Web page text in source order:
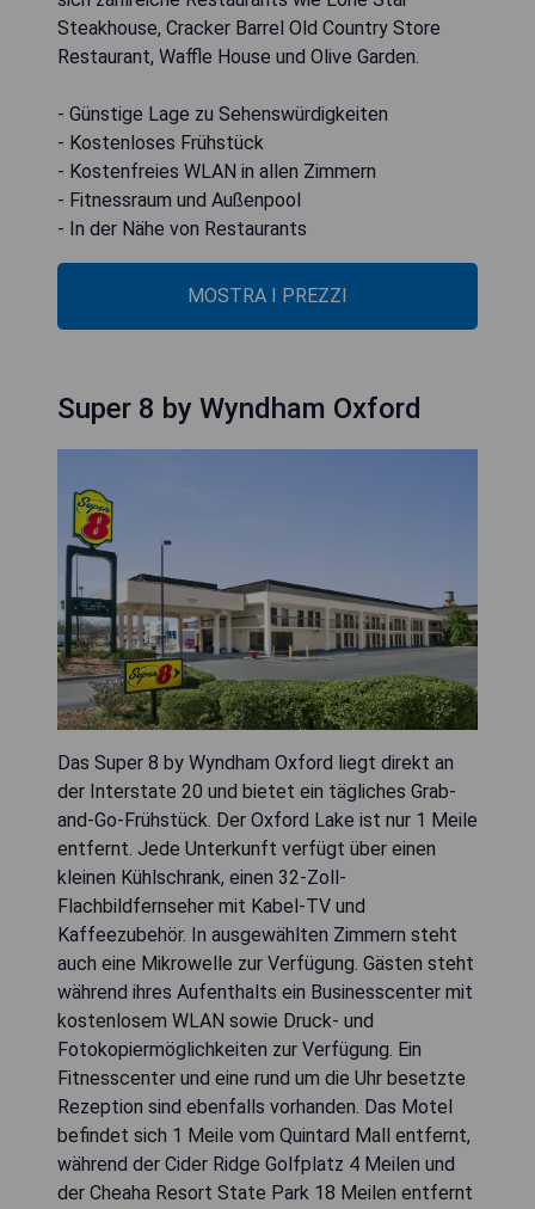
Steakhouse, Cracker Barrel Old Country Store
Restaurant, Waffle House und Olive Garden.
- Günstige Lage zu Sehenswürdigkeiten
- Kostenloses Frühstück
- Kostenfreies WLAN in allen Zimmern
- Fitnessraum und Außenpool
- In der Nähe von Restaurants
MOSTRA I PREZZI
Super 8 by Wyndham Oxford
Das Super 8 by Wyndham Oxford liegt direkt an
der Interstate 20 und bietet ein tägliches Grab-
and-Go-Frühstück. Der Oxford Lake ist nur 1 Meile
entfernt. Jede Unterkunft verfügt über einen
kleinen Kühlschrank, einen 32-Zoll-
Flachbildfernseher mit Kabel-TV und
Kaffeezubehör. In ausgewählten Zimmern steht
auch eine Mikrowelle zur Verfügung. Gästen steht
während ihres Aufenthalts ein Businesscenter mit
kostenlosem WLAN sowie Druck- und
Fotokopiermöglichkeiten zur Verfügung. Ein
Fitnesscenter und eine rund um die Uhr besetzte
Rezeption sind ebenfalls vorhanden. Das Motel
befindet sich 1 Meile vom Quintard Mall entfernt,
während der Cider Ridge Golfplatz 4 Meilen und
der Cheaha Resort State Park 18 Meilen entfernt